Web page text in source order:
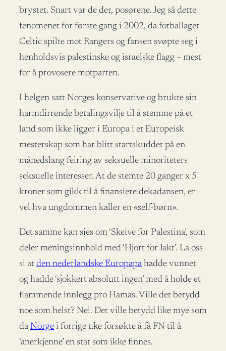
brystet. Snart var de der, posørene. Jeg så dette
fenomenet for første gang i 2002, da fotballaget
Celtic spilte mot Rangers og fansen svøpte seg i
henholdsvis palestinske og israelske flagg – mest
for å provosere motparten.
I helgen satt Norges konservative og brukte sin
harmdirrende betalingsvilje til å stemme på et
land som ikke ligger i Europa i et Europeisk
mesterskap som har blitt startskuddet på en
månedslang feiring av seksuelle minoriteters
seksuelle interesser. At de stemte 20 ganger x 5
kroner som gikk til å finansiere dekadansen, er
vel hva ungdommen kaller en «self-børn».
Det samme kan sies om ‘Skeive for Palestina’, som
deler meningsinnhold med ‘Hjort for Jakt’. La oss
si at den nederlandske Europapahadde vunnet
og hadde ‘sjokkert absolutt ingen’ med å holde et
flammende innlegg pro Hamas. Ville det betydd
noe som helst? Nei. Det ville betydd like mye som
da Norge i forrige uke forsøkte å få FN til å
‘anerkjenne’ en stat som ikke finnes.